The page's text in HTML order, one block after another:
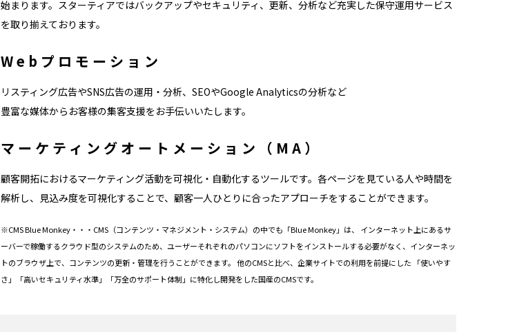
始まります。スターティアではバックアップやセキュリティ、更新、分析など充実した保守運用サービス
を取り揃えております。
Webプロモーション
リスティング広告やSNS広告の運用・分析、SEOやGoogle Analyticsの分析など
豊富な媒体からお客様の集客支援をお手伝いいたします。
マーケティングオートメーション（MA）
顧客開拓におけるマーケティング活動を可視化・自動化するツールです。各ページを見ている人や時間を
解析し、見込み度を可視化することで、顧客一人ひとりに合ったアプローチをすることができます。
※CMS Blue Monkey・・・CMS（コンテンツ・マネジメント・システム）の中でも「Blue Monkey」は、 インターネット上にあるサ
ーバーで稼働するクラウド型のシステムのため、ユーザーそれぞれのパソコンにソフトをインストールする必要がなく、インターネッ
トのブラウザ上で、コンテンツの更新・管理を行うことができます。 他のCMSと比べ、企業サイトでの利用を前提にした 「使いやす
さ」「高いセキュリティ水準」「万全のサポート体制」に特化し開発をした国産のCMSです。